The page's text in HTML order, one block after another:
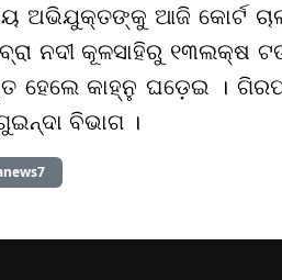
ଅଭିଯୁକ୍ତଙ୍କୁ ଆଜି କୋର୍ଟ
ନଦୀ କୂଳସାହିରୁ ୧୩ଲକ୍ଷ
କାହ୍ନୁ ଘଡ଼େଇ ।
ବିଭାଗ ।